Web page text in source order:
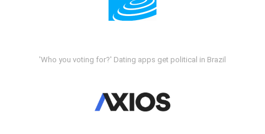
'Who you voting for?' Dating apps get political in Brazil